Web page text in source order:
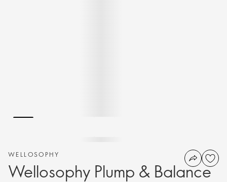
WELLOSOPHY
Wellosophy Plump & Balance